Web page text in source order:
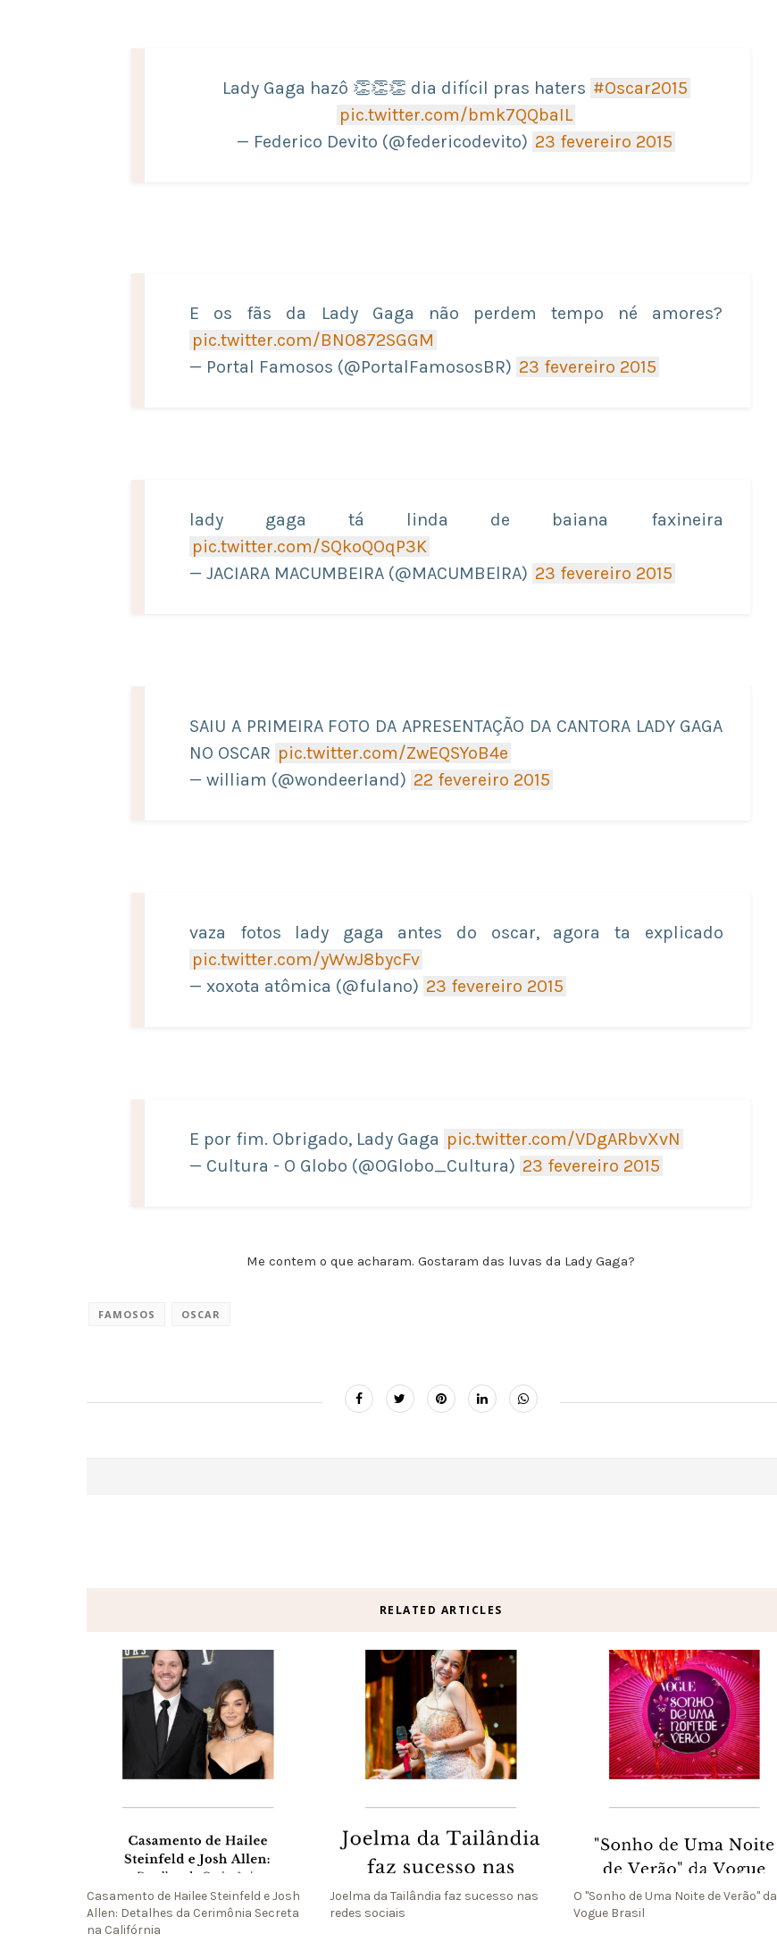
Lady Gaga hazô 👏👏👏 dia difícil pras haters #Oscar2015
pic.twitter.com/bmk7QQbaIL
— Federico Devito (@federicodevito) 23 fevereiro 2015
E os fãs da Lady Gaga não perdem tempo né amores?
pic.twitter.com/BN0872SGGM
— Portal Famosos (@PortalFamososBR) 23 fevereiro 2015
lady gaga tá linda de baiana faxineira
pic.twitter.com/SQkoQOqP3K
— JACIARA MACUMBEIRA (@MACUMBElRA) 23 fevereiro 2015
SAIU A PRIMEIRA FOTO DA APRESENTAÇÃO DA CANTORA LADY GAGA
NO OSCAR pic.twitter.com/ZwEQSYoB4e
— william (@wondeerIand) 22 fevereiro 2015
vaza fotos lady gaga antes do oscar, agora ta explicado
pic.twitter.com/yWwJ8bycFv
— xoxota atômica (@fulano) 23 fevereiro 2015
E por fim. Obrigado, Lady Gaga pic.twitter.com/VDgARbvXvN
— Cultura - O Globo (@OGlobo_Cultura) 23 fevereiro 2015
Me contem o que acharam. Gostaram das luvas da Lady Gaga?
FAMOSOS OSCAR
RELATED ARTICLES
Casamento de Hailee Steinfeld e Josh
Allen: Detalhes da Cerimônia Secreta
na Califórnia
Joelma da Tailândia faz sucesso nas
redes sociais
O "Sonho de Uma Noite de Verão" da
Vogue Brasil